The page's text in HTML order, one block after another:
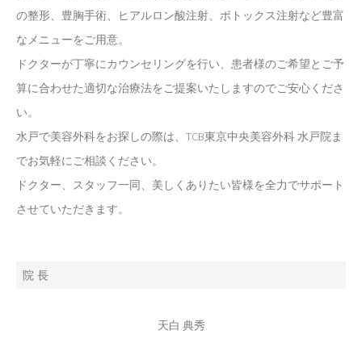
の整形、豊胸手術、ヒアルロン酸注射、ボトックス注射など豊富
なメニューをご用意。
ドクターが丁寧にカウンセリングを行い、患者様のご希望とご予
算に合わせた適切な治療法をご提案いたしますのでご安心くださ
い。
水戸で美容外科をお探しの際は、TCB東京中央美容外科 水戸院ま
でお気軽にご相談ください。
ドクター、スタッフ一同、美しくありたい皆様を全力でサポート
させていただきます。
院 長
天白 典秀